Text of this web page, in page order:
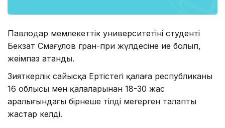
Павлодар мемлекеттік университетінің студенті
Бекзат Смағұлов гран-при жүлдесіне ие болып,
жеңімпаз атанды.
Зияткерлік сайысқа Ертістегі қалаға республиканың
16 облысы мен қалаларынан 18-30 жас
аралығындағы бірнеше тілді меңгерген талапты
жастар келді.